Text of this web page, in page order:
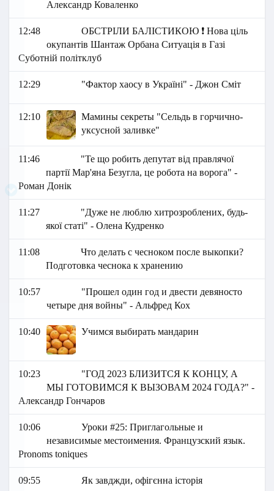
Александр Коваленко
12:48
ОБСТРІЛИ БАЛІСТИКОЮ ❗️ Нова ціль
окупантів Шантаж Орбана Ситуація в Газі
Суботній політклуб
12:29 "Фактор хаосу в Україні" - Джон Сміт
12:10
Мамины секреты "Сельдь в горчично-
уксусной заливке"
11:46
"Те що робить депутат від правлячої
партії Мар'яна Безугла, це робота на ворога" -
Роман Донік
11:27
"Дуже не люблю хитрозроблених, будь-
якої статі" - Олена Кудренко
11:08
Что делать с чесноком после выкопки?
Подготовка чеснока к хранению
10:57
"Прошел один год и двести девяносто
четыре дня войны" - Альфред Кох
10:40 Учимся выбирать мандарин
10:23
"ГОД 2023 БЛИЗИТСЯ К КОНЦУ, А
МЫ ГОТОВИМСЯ К ВЫЗОВАМ 2024 ГОДА?" -
Александр Гончаров
10:06
Уроки #25: Приглагольные и
независимые местоимения. Французский язык.
Pronoms toniques
09:55 Як завджди, офігєнна історія